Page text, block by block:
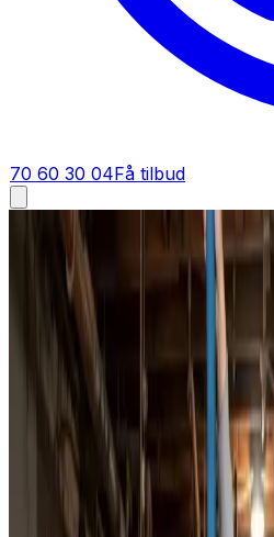
70 60 30 04Få tilbud
Ventilationsrens i Jægerspris
Ventilationsrens i
Trænger dit ventilationsanlæg i
rens? Vi renser kanaler,
boligforeninger og erhverv —
pris og fuld dokumentation.